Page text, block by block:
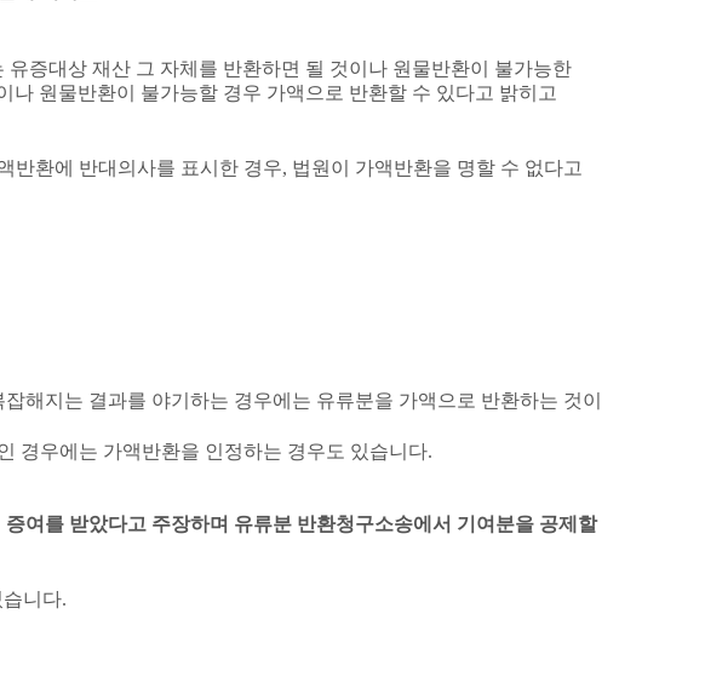
증대상 재산 그 자체를 반환하면 될 것이나 원물반환이 불가능한
나 원물반환이 불가능할 경우 가액으로 반환할 수 있다고 밝히고
반환에 반대의사를 표시한 경우, 법원이 가액반환을 명할 수 없다고
해지는 결과를 야기하는 경우에는 유류분을 가액으로 반환하는 것이
경우에는 가액반환을 인정하는 경우도 있습니다.
여를 받았다고 주장하며 유류분 반환청구소송에서 기여분을 공제할
니다.